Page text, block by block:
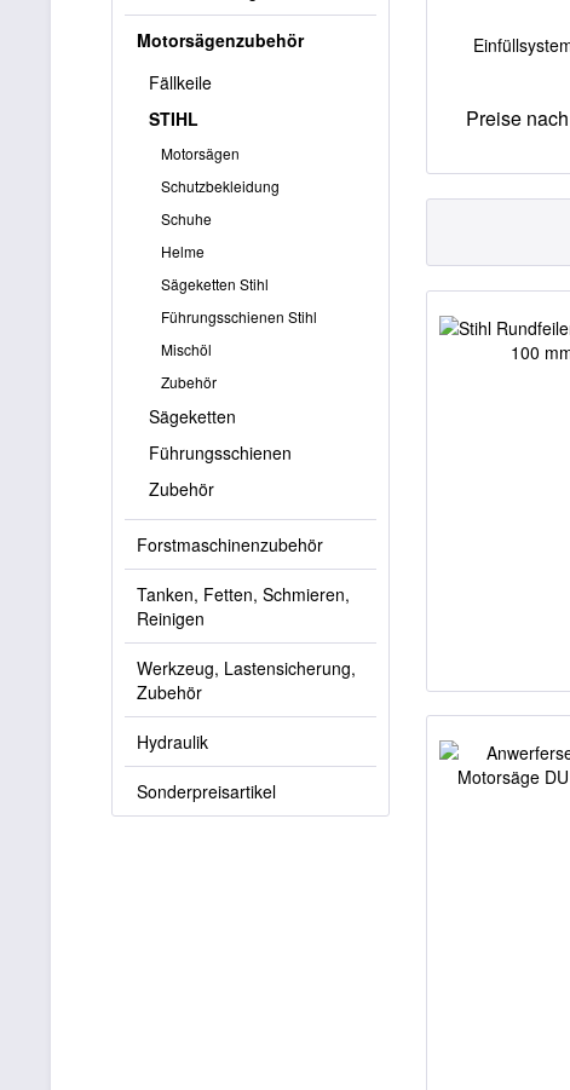
Motorsägenzubehör
Fällkeile
STIHL
Motorsägen
Schutzbekleidung
Schuhe
Helme
Sägeketten Stihl
Führungsschienen Stihl
Mischöl
Zubehör
Sägeketten
Führungsschienen
Zubehör
Forstmaschinenzubehör
Tanken, Fetten, Schmieren,
Reinigen
Werkzeug, Lastensicherung,
Zubehör
Hydraulik
Sonderpreisartikel
Preise